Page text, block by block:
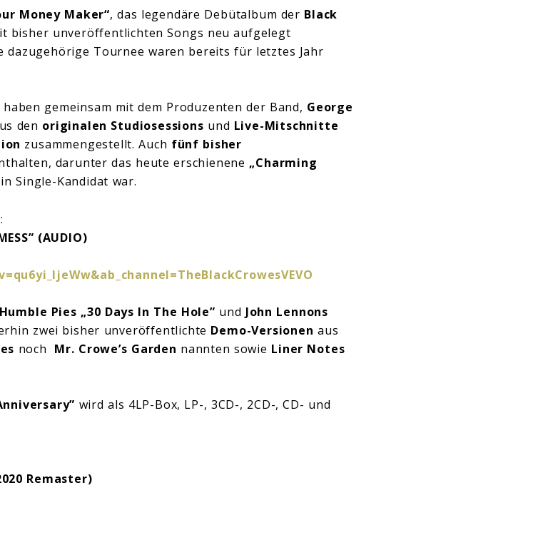
Money Maker“, das legendäre Debütalbum der Black
bisher unveröffentlichten Songs neu aufgelegt
dazugehörige Tournee waren bereits für letztes Jahr
haben gemeinsam mit dem Produzenten der Band, George
den originalen Studiosessions und Live-Mitschnitte
zusammengestellt. Auch fünf bisher
darunter das heute erschienene „Charming
Single-Kandidat war.
(AUDIO)
Humble Pies „30 Days In The Hole” und John Lennons
zwei bisher unveröffentlichte Demo-Versionen aus
noch Mr. Crowe’s Garden nannten sowie Liner Notes
wird als 4LP-Box, LP-, 3CD-, 2CD-, CD- und
Remaster)